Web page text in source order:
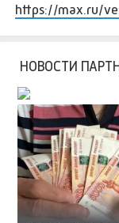
https://max.ru/
НОВОСТИ